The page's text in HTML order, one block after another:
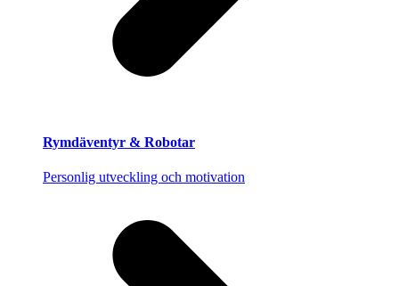
Rymdäventyr & Robotar
Personlig utveckling och motivation